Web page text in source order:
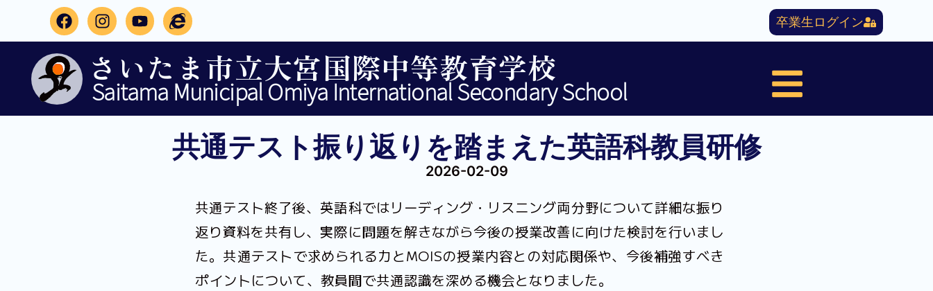
さいたま市立大宮国際中等教育学校
Saitama Municipal Omiya International Secondary School
卒業生ログイン
共通テスト振り返りを踏まえた英語科教員研修
2026-02-09
共通テスト終了後、英語科ではリーディング・リスニング両分野について詳細な振り
返り資料を共有し、実際に問題を解きながら今後の授業改善に向けた検討を行いまし
た。共通テストで求められる力とMOISの授業内容との対応関係や、今後補強すべき
ポイントについて、教員間で共通認識を深める機会となりました。